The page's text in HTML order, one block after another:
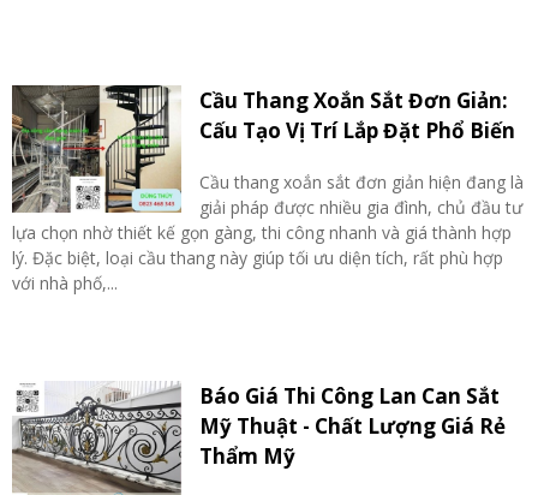
Cầu Thang Xoắn Sắt Đơn Giản:
Cấu Tạo Vị Trí Lắp Đặt Phổ Biến
Cầu thang xoắn sắt đơn giản hiện đang là
giải pháp được nhiều gia đình, chủ đầu tư
lựa chọn nhờ thiết kế gọn gàng, thi công nhanh và giá thành hợp
lý. Đặc biệt, loại cầu thang này giúp tối ưu diện tích, rất phù hợp
với nhà phố,...
Báo Giá Thi Công Lan Can Sắt
Mỹ Thuật - Chất Lượng Giá Rẻ
Thẩm Mỹ